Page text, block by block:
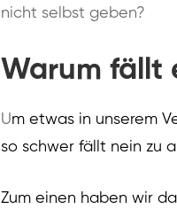
nicht selbst geben?
Warum fällt
Um etwas in unserem
so schwer fällt nein zu
Zum einen haben wir